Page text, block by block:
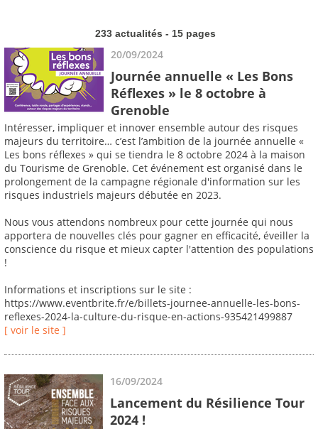
233 actualités - 15 pages
20/09/2024
Journée annuelle « Les Bons
Réflexes » le 8 octobre à
Grenoble
Intéresser, impliquer et innover ensemble autour des risques
majeurs du territoire… c’est l’ambition de la journée annuelle «
Les bons réflexes » qui se tiendra le 8 octobre 2024 à la maison
du Tourisme de Grenoble. Cet événement est organisé dans le
prolongement de la campagne régionale d'information sur les
risques industriels majeurs débutée en 2023.
Nous vous attendons nombreux pour cette journée qui nous
apportera de nouvelles clés pour gagner en efficacité, éveiller la
conscience du risque et mieux capter l'attention des populations
!
Informations et inscriptions sur le site :
https://www.eventbrite.fr/e/billets-journee-annuelle-les-bons-
reflexes-2024-la-culture-du-risque-en-actions-935421499887
[ voir le site ]
16/09/2024
Lancement du Résilience Tour
2024 !